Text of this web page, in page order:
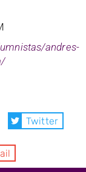
andres-
Twitter